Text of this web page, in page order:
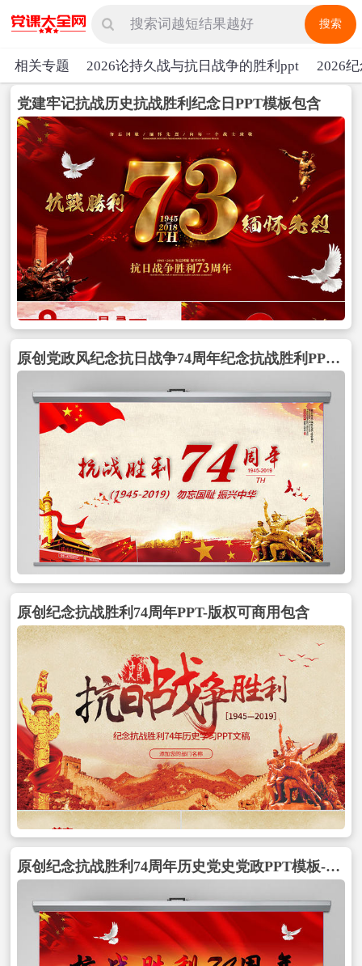
搜索
相关专题 2026论持久战与抗日战争的胜利ppt 2026
党建牢记抗战历史抗战胜利纪念日PPT模板包含
原创党政风纪念抗日战争74周年纪念抗战胜利PPT模板-版权可商用包含
原创纪念抗战胜利74周年PPT-版权可商用包含
原创纪念抗战胜利74周年历史党史党政PPT模板-版权可商用包含